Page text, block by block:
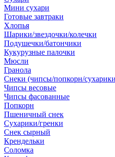
Мини сухари
Готовые завтраки
Хлопья
Шарики/звездочки/колечки
Подушечки/батончики
Кукурузные палочки
Мюсли
Гранола
Снеки (чипсы/попкорн/
Чипсы весовые
Чипсы фасованные
Попкорн
Пшеничный снек
Сухарики/гренки
Снек сырный
Крендельки
Соломка